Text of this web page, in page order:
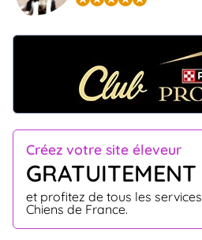
Créez votre site éleveur
GRATUITEMENT
et profitez de tous les services
Chiens de France.